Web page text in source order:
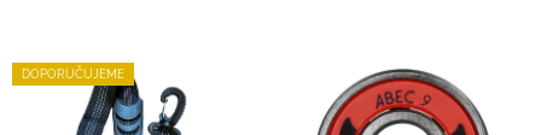
DOPORUČUJEME